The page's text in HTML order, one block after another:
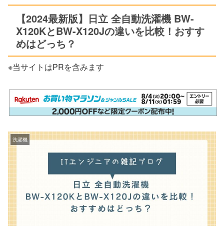
【2024最新版】日立 全自動洗濯機 BW-
X120KとBW-X120Jの違いを比較！おすす
めはどっち？
※当サイトはPRを含みます
洗濯機